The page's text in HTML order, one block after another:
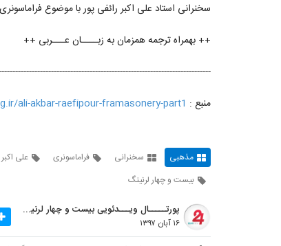
سخنرانی استاد علی اکبر رائفی پور با موضوع
++ بهمراه ترجمه همزمان به زبــــان عـــربی ++
منبع : ali-akbar-raefipour-framasonery-part1
مذهبی سخنرانی فراماسونری علی
بیست و چهار لرنینگ
پورتـــــال ویـــدئویی بیست و چهار لرنینگ
۱۶ آبان ۱۳۹۷